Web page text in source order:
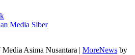
Media Siber
Asima Nusantara | MoreNews by